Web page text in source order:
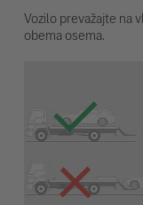
Vozilo prevažajte na
obema osema.